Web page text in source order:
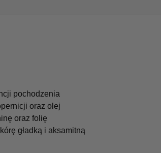
pochodzenia
oraz olej
oraz folię
gładką i aksamitną